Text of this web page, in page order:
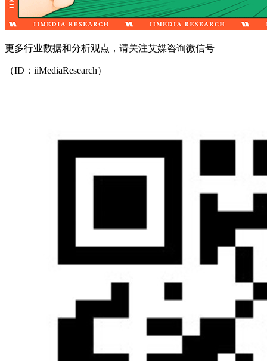
更多行业数据和分析观点，请关注艾媒咨询微信号
（ID：iiMediaResearch）